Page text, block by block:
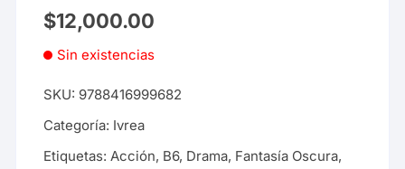
$12,000.00
Sin existencias
SKU: 9788416999682
Categoría: Ivrea
Etiquetas:Acción, B6, Drama, Fantasía Oscura,